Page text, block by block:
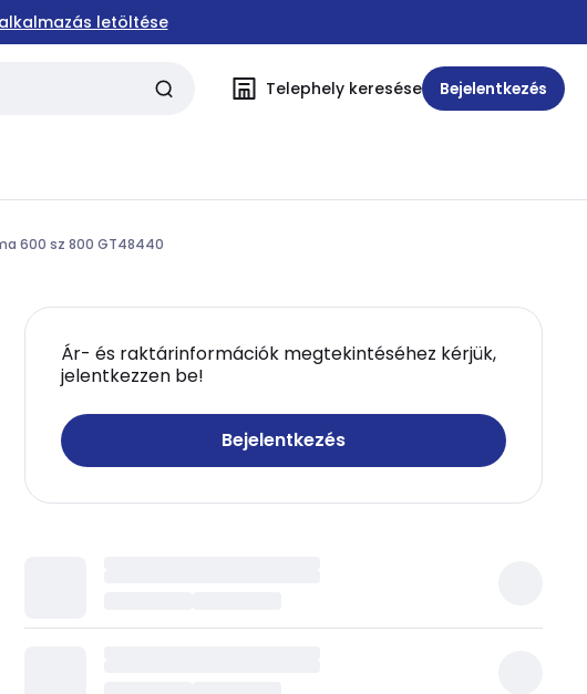
letöltése
Telephely keresése Bejelentkezés
600 sz 800 GT48440
Ár- és raktárinformációk megtekintéséhez kérjük,
jelentkezzen be!
Bejelentkezés